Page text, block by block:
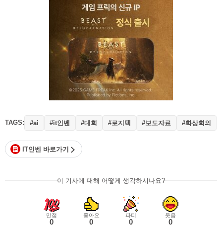
TAGS: #ai #it인벤 #대회 #로지텍 #보도자료 #화상회의
IT인벤 바로가기
이 기사에 대해 어떻게 생각하시나요?
만점
0
좋아요
0
파티
0
웃음
0